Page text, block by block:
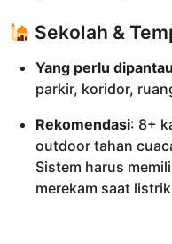
Sekolah &
Yang perlu dipantau
parkir, koridor,
Rekomendasi: 8+
outdoor tahan
Sistem harus
merekam saat